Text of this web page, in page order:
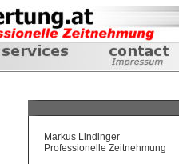
Markus Lindinger
Professionelle Zeitnehmung